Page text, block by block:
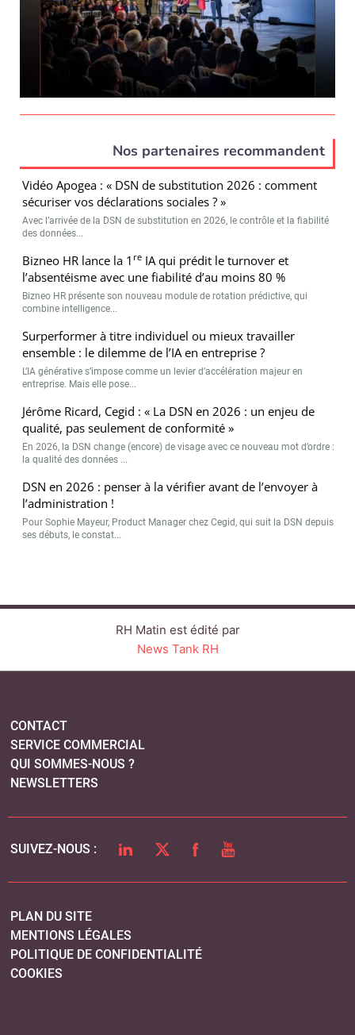
Nos partenaires recommandent
Vidéo Apogea : « DSN de substitution 2026 : comment
sécuriser vos déclarations sociales ? »
Avec l’arrivée de la DSN de substitution en 2026, le contrôle et la fiabilité
des données...
Bizneo HR lance la 1 re IA qui prédit le turnover et
l’absentéisme avec une fiabilité d’au moins 80 %
Bizneo HR présente son nouveau module de rotation prédictive, qui
combine intelligence...
Surperformer à titre individuel ou mieux travailler
ensemble : le dilemme de l’IA en entreprise ?
L’IA générative s’impose comme un levier d’accélération majeur en
entreprise. Mais elle pose...
Jérôme Ricard, Cegid : « La DSN en 2026 : un enjeu de
qualité, pas seulement de conformité »
En 2026, la DSN change (encore) de visage avec ce nouveau mot d’ordre :
la qualité des données ...
DSN en 2026 : penser à la vérifier avant de l’envoyer à
l’administration !
Pour Sophie Mayeur, Product Manager chez Cegid, qui suit la DSN depuis
ses débuts, le constat...
RH Matin est édité par
News Tank RH
CONTACT
SERVICE COMMERCIAL
QUI SOMMES-NOUS ?
NEWSLETTERS
SUIVEZ-NOUS : LINKEDINTWITTERFACEBOOK
YOUTUBE
PLAN DU SITE
MENTIONS LÉGALES
POLITIQUE DE CONFIDENTIALITÉ
COOKIES